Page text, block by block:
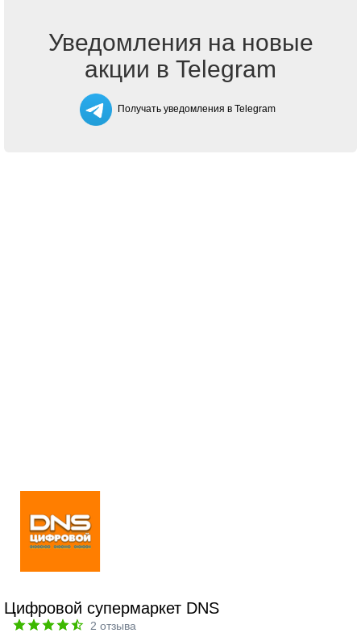
Уведомления на новые
акции в Telegram
Получать уведомления в Telegram
Цифровой супермаркет DNS
2 отзыва